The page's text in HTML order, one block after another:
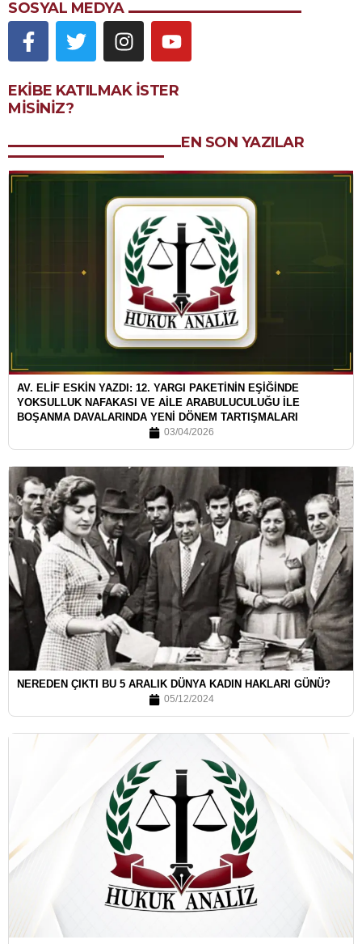
SOSYAL MEDYA
EKIBE KATILMAK ISTER
MISINIZ?
EN SON YAZILAR
AV. ELİF ESKİN YAZDI: 12. YARGI PAKETİNİN EŞİĞİNDE
YOKSULLUK NAFAKASI VE AİLE ARABULUCULUĞU İLE
BOŞANMA DAVALARINDA YENİ DÖNEM TARTIŞMALARI
03/04/2026
NEREDEN ÇIKTI BU 5 ARALIK DÜNYA KADIN HAKLARI GÜNÜ?
05/12/2024